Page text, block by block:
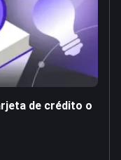
de crédito o